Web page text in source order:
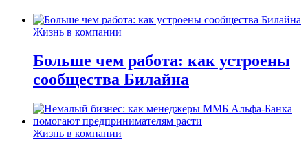
Жизнь в компании
Больше чем работа: как устроены
сообщества Билайна
Жизнь в компании